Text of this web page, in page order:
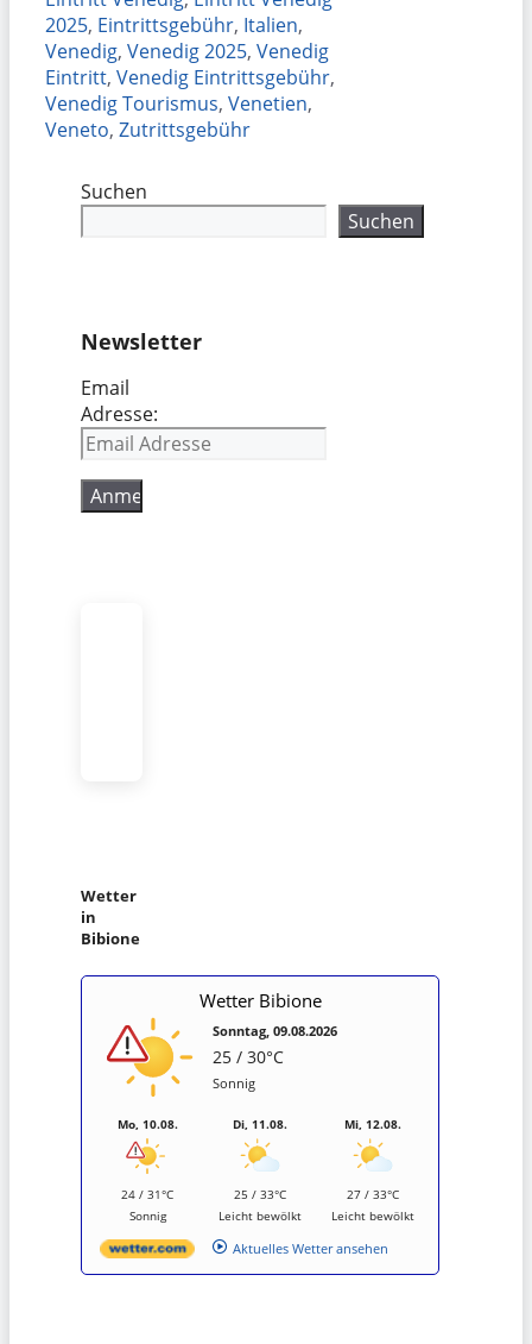
2025, Eintrittsgebühr, Italien,
Venedig, Venedig 2025, Venedig
Eintritt, Venedig Eintrittsgebühr,
Venedig Tourismus, Venetien,
Veneto, Zutrittsgebühr
Suchen
Suchen
Newsletter
Email
Adresse:
Wetter
in
Bibione
Wetter Bibione
Sonntag, 09.08.2026
25 / 30°C
Sonnig
Mo, 10.08.
24 / 31°C
Sonnig
Di, 11.08.
25 / 33°C
Leicht bewölkt
Mi, 12.08.
27 / 33°C
Leicht bewölkt
Aktuelles Wetter ansehen